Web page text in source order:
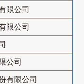
限公司
限公司
公司
有限公司